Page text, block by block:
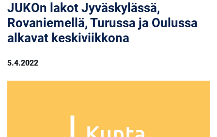
JUKOn lakot Jyväskylässä,
Rovaniemellä, Turussa ja Oulussa
alkavat keskiviikkona
5.4.2022